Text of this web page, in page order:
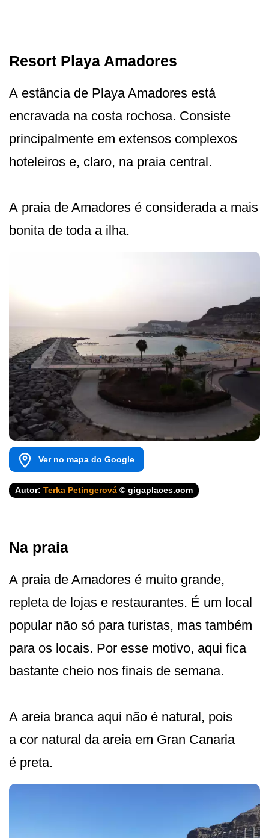
Resort Playa Amadores
A estância de Playa Amadores está
encravada na costa rochosa. Consiste
principalmente em extensos complexos
hoteleiros e, claro, na praia central.
A praia de Amadores é considerada a mais
bonita de toda a ilha.
Ver no mapa do Google
Autor: Terka Petingerová © gigaplaces.com
Na praia
A praia de Amadores é muito grande,
repleta de lojas e restaurantes. É um local
popular não só para turistas, mas também
para os locais. Por esse motivo, aqui fica
bastante cheio nos finais de semana.
A areia branca aqui não é natural, pois
a cor natural da areia em Gran Canaria
é preta.